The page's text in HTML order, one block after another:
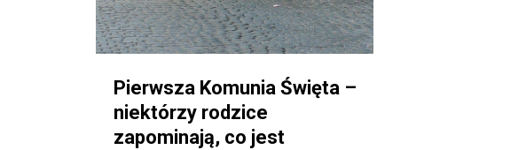
Pierwsza Komunia Święta –
niektórzy rodzice
zapominają, co jest